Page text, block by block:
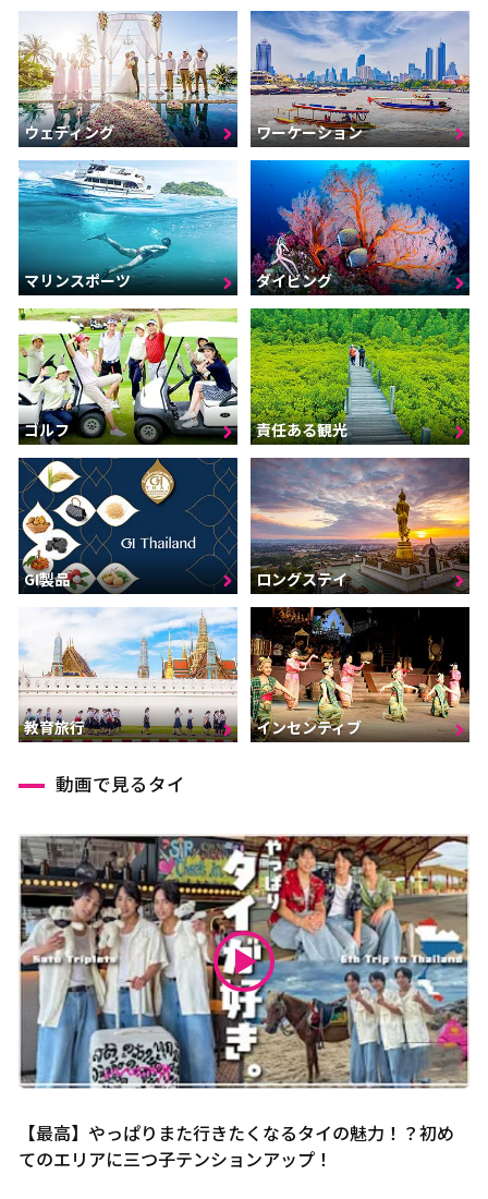
ウェディング ワーケーション
マリンスポーツ ダイビング
ゴルフ 責任ある観光
GI製品 ロングステイ
教育旅行 インセンティブ
動画で見るタイ
【最高】やっぱりまた行きたくなるタイの魅力！？初め
てのエリアに三つ子テンションアップ！